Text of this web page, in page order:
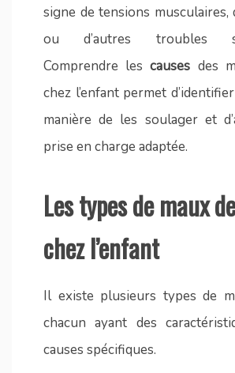
signe de tensions musculaires,
ou d’autres troubles
Comprendre lescauses des
chez l’enfant permet
manière de les soulager et
prise en charge adaptée.
Les types de maux
chez l’enfant
Il existe plusieurs types de
chacun ayant des
causes spécifiques.